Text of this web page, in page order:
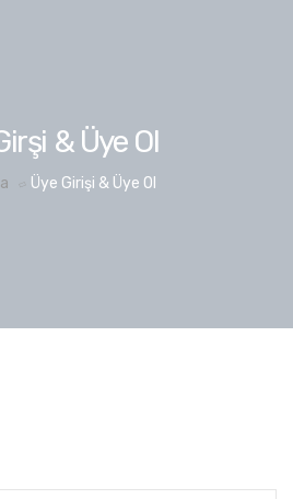
& Üye Ol
Üye Girişi & Üye Ol